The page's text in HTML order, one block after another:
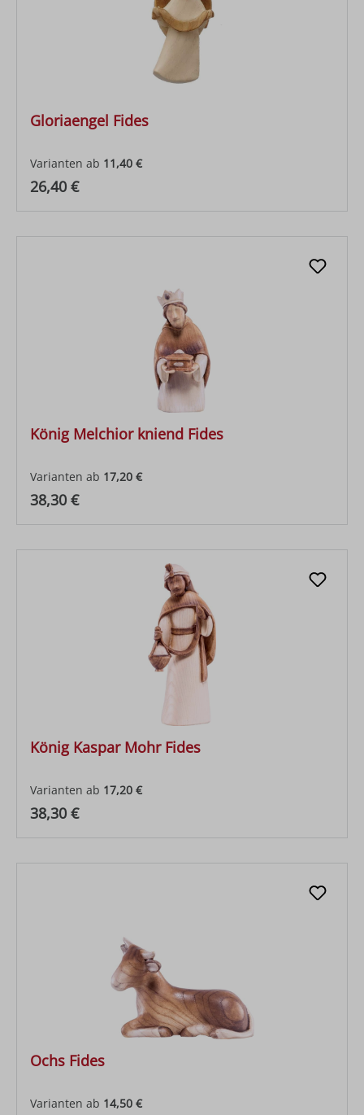
Gloriaengel Fides
Varianten ab 11,40 €
Regulärer Preis:
26,40 €
König Melchior kniend Fides
Varianten ab 17,20 €
Regulärer Preis:
38,30 €
König Kaspar Mohr Fides
Varianten ab 17,20 €
Regulärer Preis:
38,30 €
Ochs Fides
Varianten ab 14,50 €